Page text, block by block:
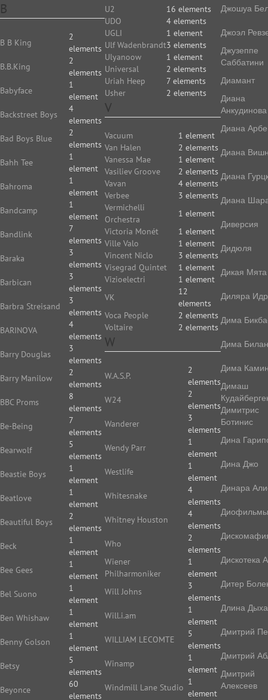
B
B B King
2
elements
B.B.King
2
elements
Babyface
1
element
Backstreet Boys
4
elements
Bad Boys Blue
2
elements
Bahh Tee
1
element
Bahroma
1
element
Bandcamp
1
element
Bandlink
7
elements
Baraka
3
elements
Barbican
3
elements
Barbra Streisand
3
elements
BARINOVA
4
elements
Barry Douglas
3
elements
Barry Manilow
2
elements
BBC Proms
8
elements
Be-Being
7
elements
Bearwolf
5
elements
Beastie Boys
1
element
Beatlove
1
element
Beautiful Boys
2
elements
Beck
1
element
Bee Gees
1
element
Bel Suono
1
element
Ben Whishaw
1
element
Benny Golson
1
element
Betsy
5
elements
Beyonce
60
elements
U2
16 elements
UDO
4 elements
UGLI
1 element
Ulf Wadenbrandt3 elements
Ulyanoow
1 element
Universal
2 elements
Uriah Heep
7 elements
Usher
2 elements
V
Vacuum
1 element
Van Halen
2 elements
Vanessa Mae
1 element
Vasiliev Groove
2 elements
Vavan
4 elements
Verbee
3 elements
Vermichelli
Orchestra
1 element
Victoria Monét
1 element
Ville Valo
1 element
Vincent Niclo
3 elements
Visegrad Quintet
1 element
Vizioelectri
1 element
VK
12
elements
Voca People
2 elements
Voltaire
2 elements
W
W.A.S.P.
2
elements
W24
2
elements
Wanderer
3
elements
Wendy Parr
1
element
Westlife
1
element
Whitesnake
4
elements
Whitney Houston
4
elements
Who
2
elements
Wiener
Philharmoniker
1
element
Will Johns
3
elements
Will.i.am
1
element
WILLIAM LECOMTE
5
elements
Winamp
1
element
Windmill Lane Studio
1
element
Джошуа
Джоэл
Джузеппе
Саббатини
Диамант
Диана
Анкудинова
Диана
Диана
Диана
Диана
Диверсия
Дидюля
Дикая Мята
Диляра
Дима
Дима Билан
Дима
Димаш
Димитрис
Ботинис
Дина
Дина Джо
Динара
Диофильмы
Дискотека
Дитер
Длина
Дмитрий
Дмитрий
Дмитрий
Алексеев